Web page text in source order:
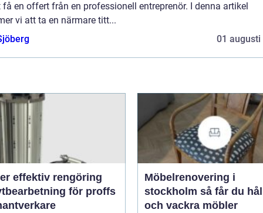
få en offert från en professionell entreprenör. I denna artikel
vi att ta en närmare titt...
01 augusti
för proffs
Möbelrenovering i
stockholm så får du hållbara
och vackra möbler